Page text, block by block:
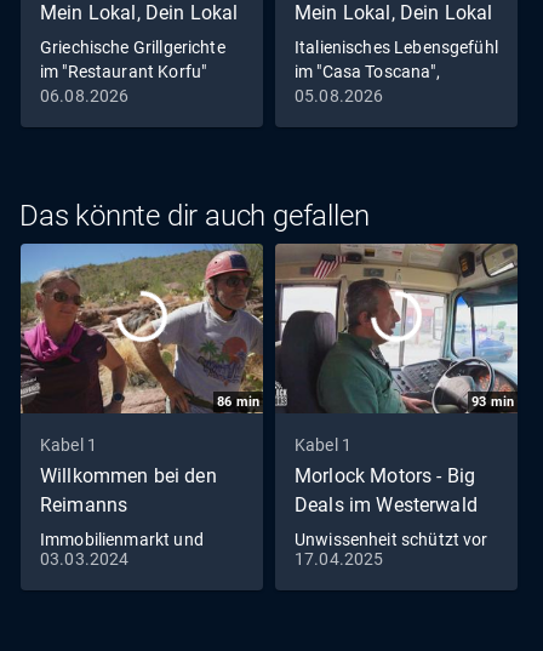
Mein Lokal, Dein Lokal
Griechische Grillgerichte
im "Restaurant Korfu"
06.08.2026
Mein Lokal, Dein Lokal
Italienisches Lebensgefühl
im "Casa Toscana",
Leverkusen
05.08.2026
Das könnte dir auch gefallen
86 min
Kabel 1
Willkommen bei den
Reimanns
Immobilienmarkt und
Romantik pur - Die
Reimanns erneuern ihr
03.03.2024
93 min
Kabel 1
Morlock Motors - Big
Deals im Westerwald
Unwissenheit schützt vor
Strafe nicht - Michaels
Begegnung mit der US-
17.04.2025